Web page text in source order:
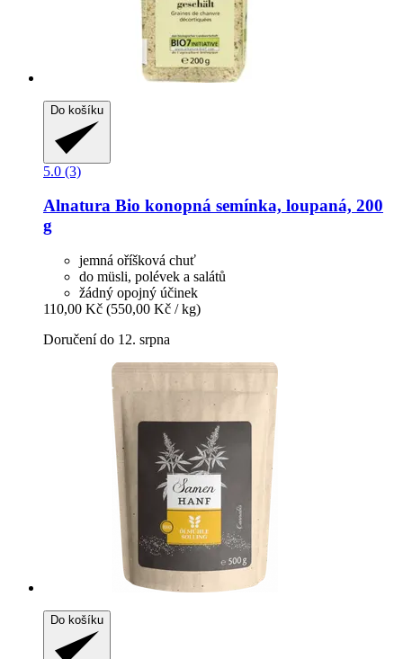
Do košíku
5.0 (3)
Alnatura Bio konopná semínka, loupaná, 200
g
jemná oříšková chuť
do müsli, polévek a salátů
žádný opojný účinek
110,00 Kč (550,00 Kč / kg)
Doručení do 12. srpna
Do košíku